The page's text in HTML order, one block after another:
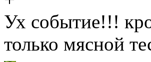
Ух событие!!!
только мясной